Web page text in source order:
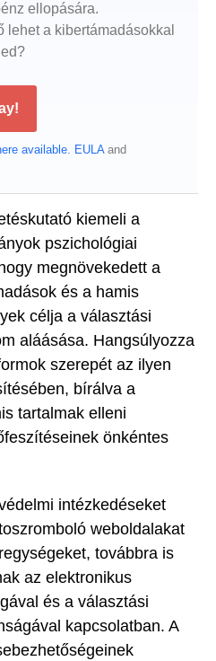
ellopására.
lehet a kibertámadásokkal
available. EULAand
kiemeli a
pszichológiai
megnövekedett a
és a hamis
célja a választási
aláásása. Hangsúlyozza
szerepét az ilyen
bírálva a
tartalmak elleni
önkéntes
intézkedéseket
weboldalakat
továbbra is
az elektronikus
és a választási
kapcsolatban. A